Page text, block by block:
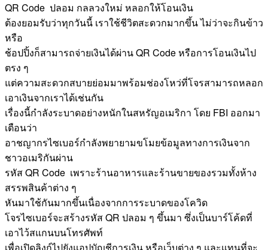
QR Code ปลอม กลลวงใหม่ หลอกให้โอนเงิน
ต้องยอมรับว่าทุกวันนี้ เราใช้ชีวิตสะดวกมากขึ้น ไม่ว่าจะกินข้าว
หรือ
ช้อปปิ้งก็สามารถจ่ายเงินได้ผ่าน QR Code หรือการโอนเงินไป
ตรง ๆ
แต่ความสะดวกสบายย่อมมาพร้อมช่องโหว่ที่โจรสามารถหลอก
เอาเงินจากเราได้เช่นกัน
เรื่องนี้กำลังระบาดอย่างหนักในสหรัญอเมริกา โดย FBI ออกมา
เตือนว่า
อาชญากรไซเบอร์กำลังพยายามขโมยข้อมูลทางการเงินจาก
ชาวอเมริกันผ่าน
รหัส QR Code เพราะร้านอาหารและร้านขายของรวมทั้งห้าง
สรรพสินค้าต่าง ๆ
หันมาใช้กันมากขึ้นเนื่องจากการระบาดของโควิด
โจรไซเบอร์จะสร้างรหัส QR ปลอม ๆ ขึ้นมา ซึ่งเป็นบาร์โค้ดที่
เอาไว้สแกนบนโทรศัพท์